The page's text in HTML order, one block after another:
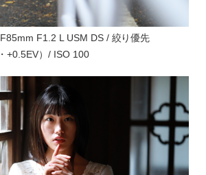
F1.2 L USM DS / 絞り優先
+0.5EV）/ ISO 100